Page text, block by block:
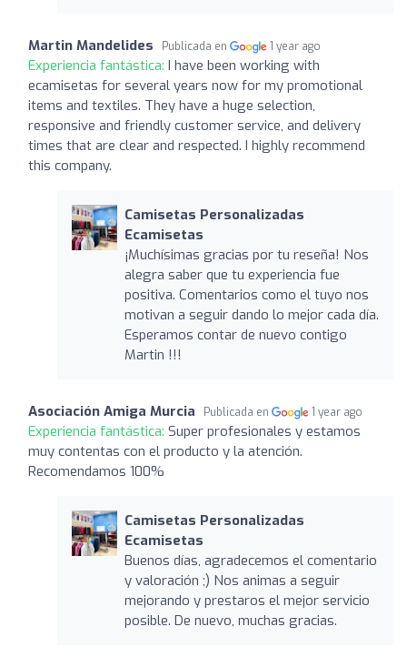
Martin Mandelides Publicada en 1 year ago
Experiencia fantástica: I have been working with
ecamisetas for several years now for my promotional
items and textiles. They have a huge selection,
responsive and friendly customer service, and delivery
times that are clear and respected. I highly recommend
this company.
Camisetas Personalizadas
Ecamisetas
¡Muchísimas gracias por tu reseña! Nos
alegra saber que tu experiencia fue
positiva. Comentarios como el tuyo nos
motivan a seguir dando lo mejor cada día.
Esperamos contar de nuevo contigo
Martin !!!
Asociación Amiga Murcia Publicada en 1 year ago
Experiencia fantástica: Super profesionales y estamos
muy contentas con el producto y la atención.
Recomendamos 100%
Camisetas Personalizadas
Ecamisetas
Buenos días, agradecemos el comentario
y valoración ;) Nos animas a seguir
mejorando y prestaros el mejor servicio
posible. De nuevo, muchas gracias.